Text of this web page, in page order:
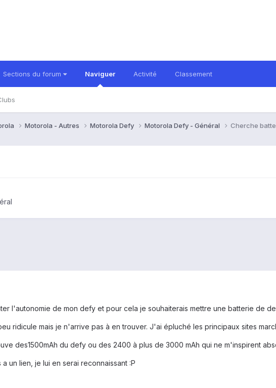
Sections du forum Naviguer Activité Classement
Motorola - Autres Motorola Defy Motorola Defy - Général Cherche
l'autonomie de mon defy et pour cela je souhaiterais mettre une batterie de
ridicule mais je n'arrive pas à en trouver. J'ai épluché les principaux sites
des1500mAh du defy ou des 2400 à plus de 3000 mAh qui ne m'inspirent
un lien, je lui en serai reconnaissant :P